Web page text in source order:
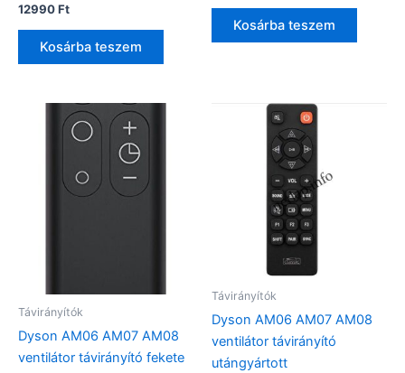
12990Ft
Kosárba teszem
Kosárba teszem
Távirányítók
Dyson AM06 AM07 AM08
ventilátor távirányító fekete
Távirányítók
Dyson AM06 AM07 AM08
ventilátor távirányító
utángyártott